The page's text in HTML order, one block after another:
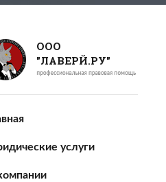
ООО
"ЛАВЕРЙ.РУ"
услуги